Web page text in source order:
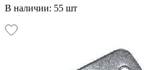
В наличии: 55 шт